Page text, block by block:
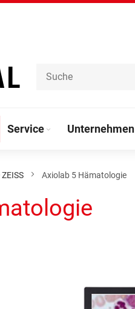
Service Unternehmen
Axiolab 5 Hämatologie